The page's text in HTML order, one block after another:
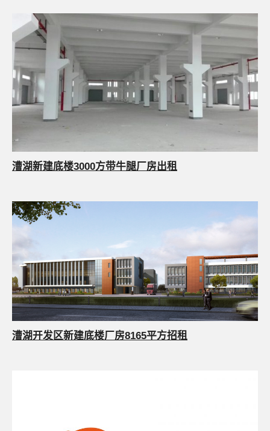
漕湖新建底楼3000方带牛腿厂房出租
漕湖开发区新建底楼厂房8165平方招租